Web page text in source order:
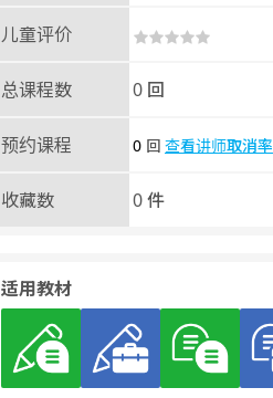
儿童评价
总课程数 0 回
预约课程 0 回 查看讲师取消率
收藏数 0 件
适用教材